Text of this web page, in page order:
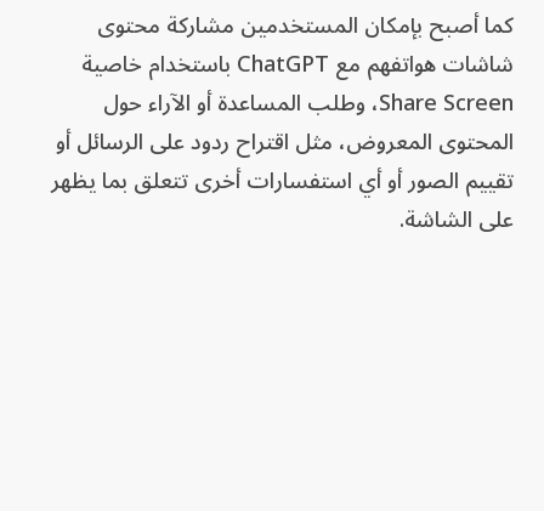
كما أصبح بإمكان المستخدمين مشاركة محتوى
شاشات هواتفهم مع ChatGPT باستخدام خاصية
Share Screen، وطلب المساعدة أو الآراء حول
المحتوى المعروض، مثل اقتراح ردود على الرسائل أو
تقييم الصور أو أي استفسارات أخرى تتعلق بما يظهر
على الشاشة.